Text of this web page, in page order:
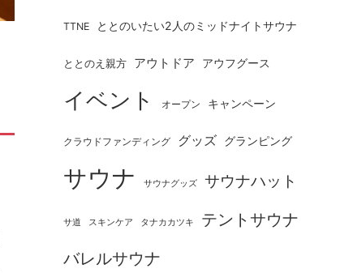
TTNE ととのいたい2人のミッドナイトサウナ
ととのえ親方 アウトドア アウフグース
イベント オープン キャンペーン
クラウドファンディング グッズ グランピング
サウナ サウナグッズ サウナハット
サ道 スキンケア タナカカツキ
テントサウナ
バレルサウナ